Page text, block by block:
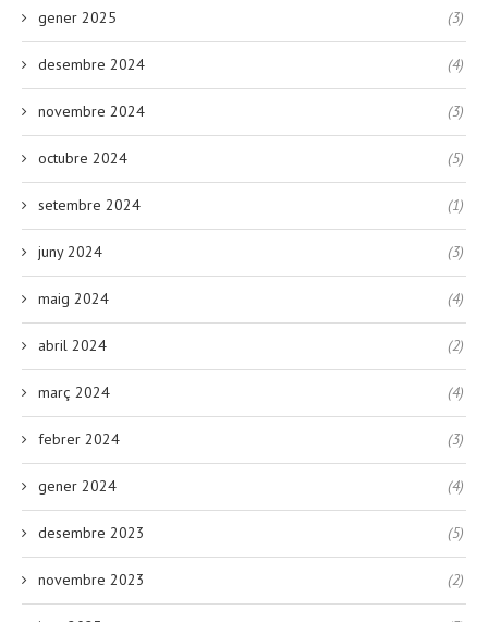
gener 2025 (3)
desembre 2024 (4)
novembre 2024 (3)
octubre 2024 (5)
setembre 2024 (1)
juny 2024 (3)
maig 2024 (4)
abril 2024 (2)
març 2024 (4)
febrer 2024 (3)
gener 2024 (4)
desembre 2023 (5)
novembre 2023 (2)